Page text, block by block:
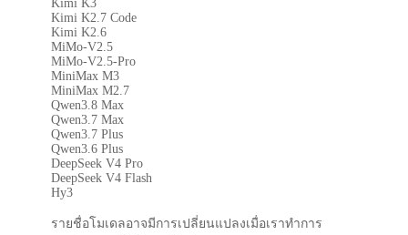
Kimi K3
Kimi K2.7 Code
Kimi K2.6
MiMo-V2.5
MiMo-V2.5-Pro
MiniMax M3
MiniMax M2.7
Qwen3.8 Max
Qwen3.7 Max
Qwen3.7 Plus
Qwen3.6 Plus
DeepSeek V4 Pro
DeepSeek V4 Flash
Hy3
รายชื่อโมเดลอาจมีการเปลี่ยนแปลงเมื่อเราทำการ